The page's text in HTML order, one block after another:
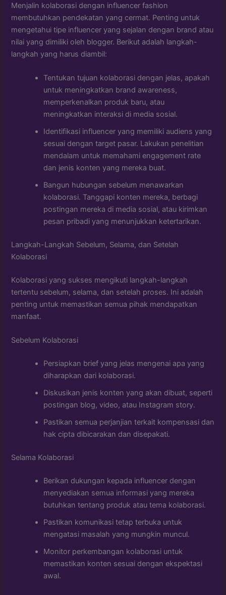
Menjalin kolaborasi dengan influencer fashion
membutuhkan pendekatan yang cermat. Penting untuk
mengetahui tipe influencer yang sejalan dengan brand atau
nilai yang dimiliki oleh blogger. Berikut adalah langkah-
langkah yang harus diambil:
Tentukan tujuan kolaborasi dengan jelas, apakah
untuk meningkatkan brand awareness,
memperkenalkan produk baru, atau
meningkatkan interaksi di media sosial.
Identifikasi influencer yang memiliki audiens yang
sesuai dengan target pasar. Lakukan penelitian
mendalam untuk memahami engagement rate
dan jenis konten yang mereka buat.
Bangun hubungan sebelum menawarkan
kolaborasi. Tanggapi konten mereka, berbagi
postingan mereka di media sosial, atau kirimkan
pesan pribadi yang menunjukkan ketertarikan.
Langkah-Langkah Sebelum, Selama, dan Setelah
Kolaborasi
Kolaborasi yang sukses mengikuti langkah-langkah
tertentu sebelum, selama, dan setelah proses. Ini adalah
penting untuk memastikan semua pihak mendapatkan
manfaat.
Sebelum Kolaborasi
Persiapkan brief yang jelas mengenai apa yang
diharapkan dari kolaborasi.
Diskusikan jenis konten yang akan dibuat, seperti
postingan blog, video, atau Instagram story.
Pastikan semua perjanjian terkait kompensasi dan
hak cipta dibicarakan dan disepakati.
Selama Kolaborasi
Berikan dukungan kepada influencer dengan
menyediakan semua informasi yang mereka
butuhkan tentang produk atau tema kolaborasi.
Pastikan komunikasi tetap terbuka untuk
mengatasi masalah yang mungkin muncul.
Monitor perkembangan kolaborasi untuk
memastikan konten sesuai dengan ekspektasi
awal.